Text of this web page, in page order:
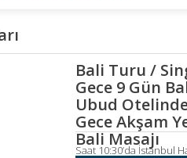
Bali Turu /
Gece 9 Gün
Ubud
Gece Akşam
Bali Masajı
Saat 10:30’da İstanbul